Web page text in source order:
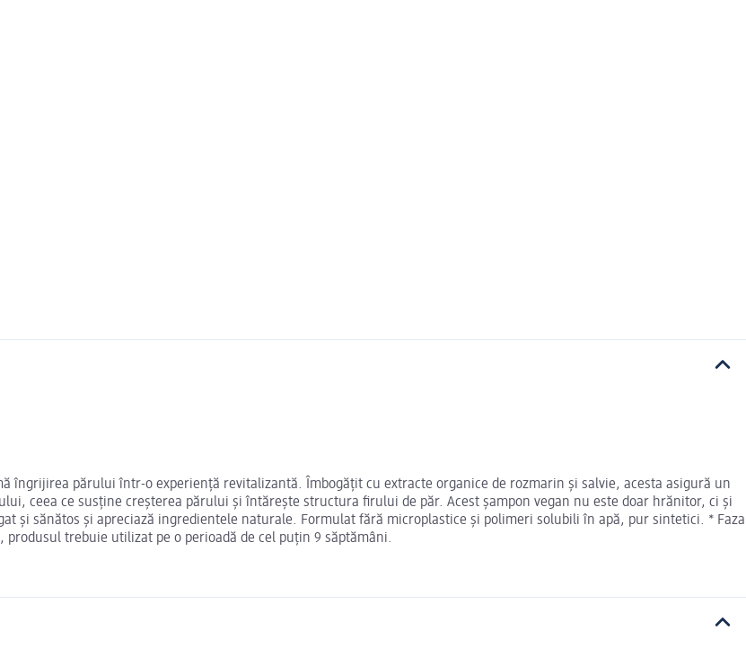
îngrijirea părului într-o experiență revitalizantă. Îmbogățit cu extracte organice de rozmarin și salvie, acesta asigură un
ceea ce susține creșterea părului și întărește structura firului de păr. Acest șampon vegan nu este doar hrănitor, ci și
și sănătos și apreciază ingredientele naturale. Formulat fără microplastice și polimeri solubili în apă, pur sintetici. * Faza
trebuie utilizat pe o perioadă de cel puțin 9 săptămâni.